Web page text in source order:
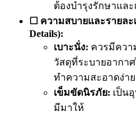
ต้องบำรุงรักษาแล
☐ ความสบายและรายละ
Details):
เบาะนั่ง: ควรมีควา
วัสดุที่ระบายอากาศ
ทำความสะอาดง่า
เข็มขัดนิรภัย: เป็น
มีมาให้